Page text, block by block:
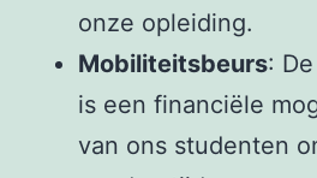
onze opleiding.
Mobiliteitsbeurs:
is een financiële
van ons studenten